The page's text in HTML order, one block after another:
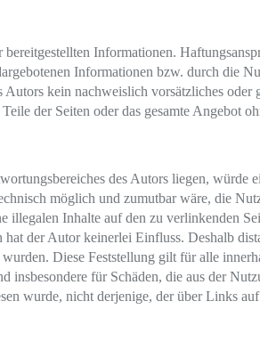
Informationen.
Informationen bzw. durch die
kein nachweislich vorsätzliches oder
der Seiten oder das gesamte Angebot
des Autors liegen, würde
möglich und zumutbar wäre, die
Inhalte auf den zu verlinkenden
der Autor keinerlei Einfluss. Deshalb
Diese Feststellung gilt für alle
insbesondere für Schäden, die aus der
wurde, nicht derjenige, der über Links